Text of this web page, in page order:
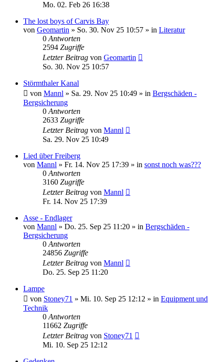
Mo. 02. Feb 26 16:38
The lost boys of Carvis Bay
von Geomartin » So. 30. Nov 25 10:57 » in Literatur
0 Antworten
2594 Zugriffe
Letzter Beitrag von Geomartin
So. 30. Nov 25 10:57
Störmthaler Kanal
von Mannl » Sa. 29. Nov 25 10:49 » in Bergschäden -
Bergsicherung
0 Antworten
2633 Zugriffe
Letzter Beitrag von Mannl
Sa. 29. Nov 25 10:49
Lied über Freiberg
von Mannl » Fr. 14. Nov 25 17:39 » in sonst noch was???
0 Antworten
3160 Zugriffe
Letzter Beitrag von Mannl
Fr. 14. Nov 25 17:39
Asse - Endlager
von Mannl » Do. 25. Sep 25 11:20 » in Bergschäden -
Bergsicherung
0 Antworten
24856 Zugriffe
Letzter Beitrag von Mannl
Do. 25. Sep 25 11:20
Lampe
von Stoney71 » Mi. 10. Sep 25 12:12 » in Equipment und
Technik
0 Antworten
11662 Zugriffe
Letzter Beitrag von Stoney71
Mi. 10. Sep 25 12:12